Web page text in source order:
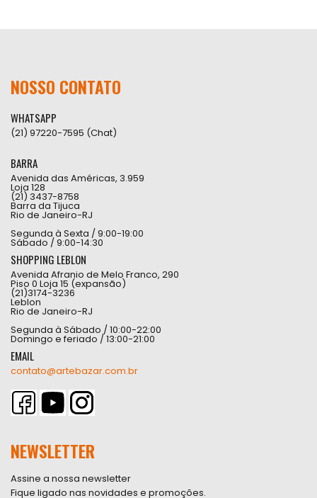
NOSSO CONTATO
WHATSAPP
(21) 97220-7595 (Chat)
BARRA
Avenida das Américas, 3.959
Loja 128
(21) 3437-8758
Barra da Tijuca
Rio de Janeiro-RJ
Segunda à Sexta / 9:00-19:00
Sábado / 9:00-14:30
SHOPPING LEBLON
Avenida Afranio de Melo Franco, 290
Piso 0 Loja 15 (expansão)
(21)3174-3236
Leblon
Rio de Janeiro-RJ
Segunda à Sábado / 10:00-22:00
Domingo e feriado / 13:00-21:00
EMAIL
contato@artebazar.com.br
NEWSLETTER
Assine a nossa newsletter
Fique ligado nas novidades e promoções.